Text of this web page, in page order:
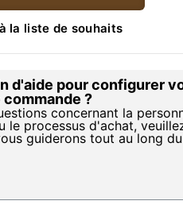
la liste de souhaits
d'aide pour configurer
?
concernant la
le processus d'achat,
guiderons tout au long